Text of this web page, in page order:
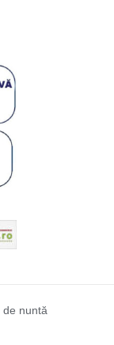
nuntă